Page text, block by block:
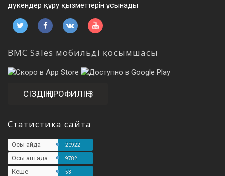
дүкендер құру қызметтерін ұсынады
BMC Sales мобильді қосымшасы
СІЗДІҢ ПРОФИЛІҢІЗ
Статистика сайта
Осы айда 20922
Осы аптада 9782
Кеше 53